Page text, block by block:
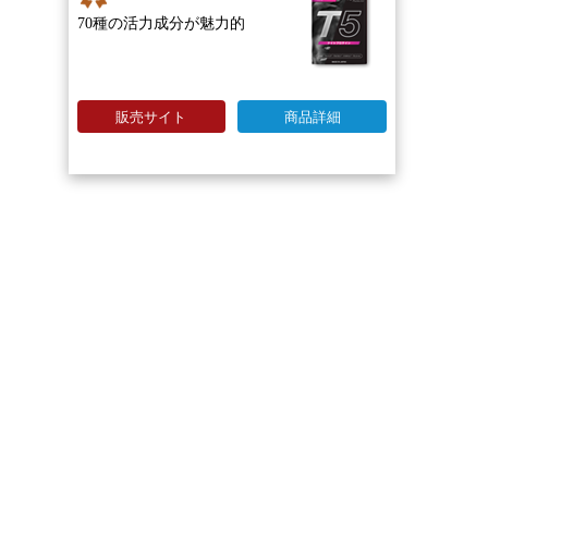
70種の活力成分が魅力的
販売サイト 商品詳細